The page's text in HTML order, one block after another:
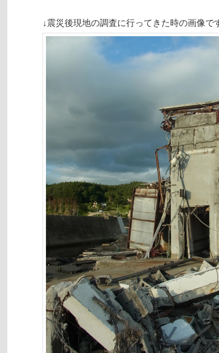
↓震災後現地の調査に行ってきた時の画像で